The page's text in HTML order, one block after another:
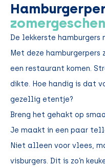
De lekkerste
Met deze
een restaurant komen.
dikte. Hoe handig is dat
gezellig etentje?
Breng het gehakt op
Je maakt in een paar
Niet alleen voor vlees,
visburgers. Dit is zo’n